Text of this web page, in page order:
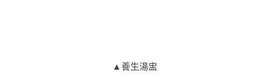
▲養生湯盅